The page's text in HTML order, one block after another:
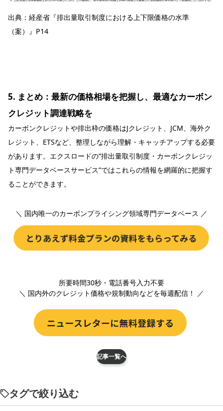
出典： 経産省『排出量取引制度における上下限価格の水準
（案）』P14
5. まとめ：最新の価格相場を把握し、最適なカーボン
クレジット調達戦略を
カーボンクレジットや排出枠の価格はJクレジット、JCM、海外ク
レジット、ETSなど、整理しながら理解・キャッチアップする必要
があります。エクスロードの“排出量取引制度・カーボンクレジッ
ト専門データベースサービス”ではこれらの情報を網羅的に把握す
ることができます。
＼ 国内唯一のカーボンプライシング領域専門データベース ／
所要時間30秒・電話番号入力不要
＼ 国内外のクレジット価格や規制動向などを毎週配信！ ／
記事一覧へ
タグで絞り込む